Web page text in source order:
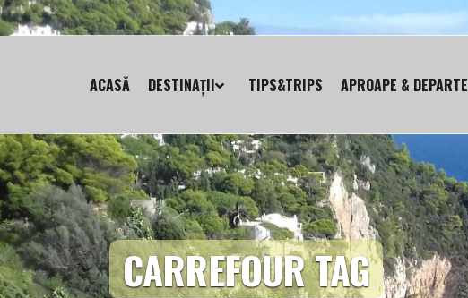
ACASĂ DESTINAȚII TIPS&TRIPS APROAPE & DEPARTE
CARREFOUR TAG